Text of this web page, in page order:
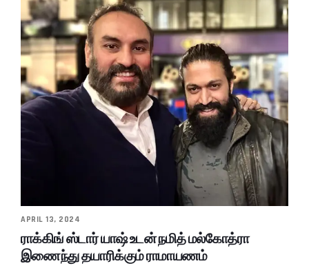
APRIL 13, 2024
ராக்கிங் ஸ்டார் யாஷ் உடன் நமித் மல்கோத்ரா
இணைந்து தயாரிக்கும் ராமாயணம்